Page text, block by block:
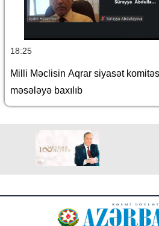
18:25
Milli Məclisin Aqrar siyasət
məsələyə baxılıb